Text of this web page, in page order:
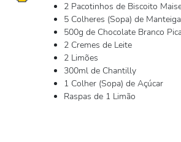
2 Pacotinhos de Biscoito
5 Colheres (Sopa) de
500g de Chocolate Branco
2 Cremes de Leite
2 Limões
300ml de Chantilly
1 Colher (Sopa) de Açúcar
Raspas de 1 Limão